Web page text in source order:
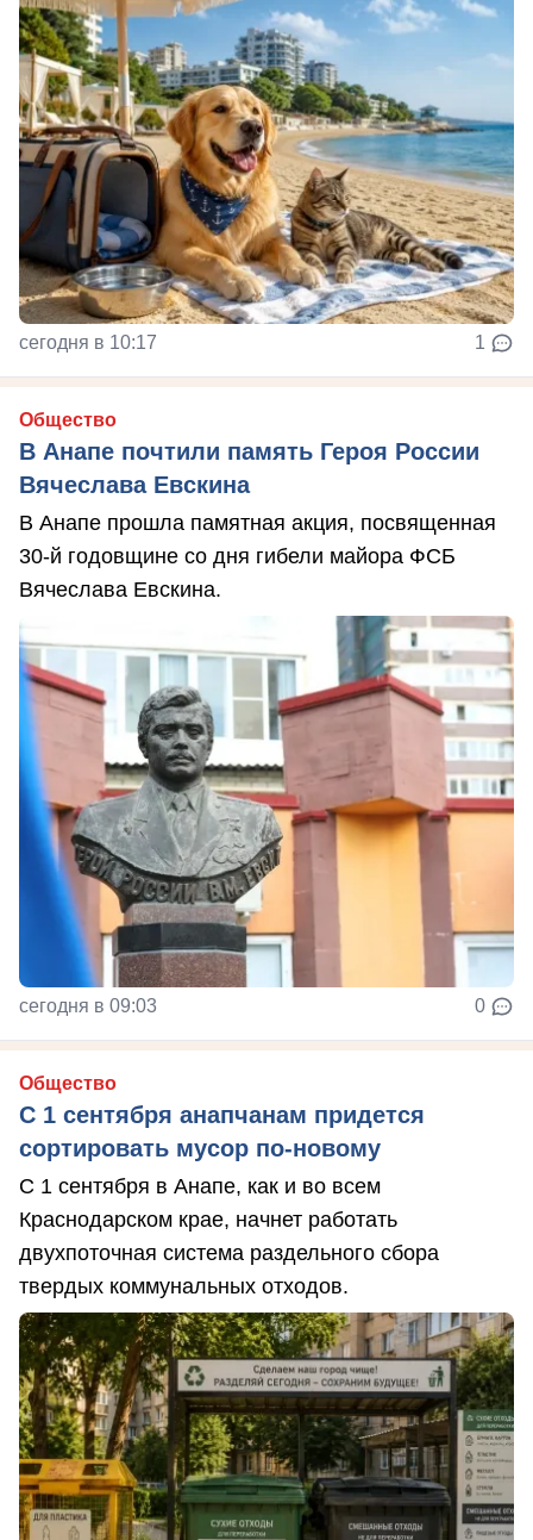
сегодня в 10:17 1
Общество
В Анапе почтили память Героя России
Вячеслава Евскина
В Анапе прошла памятная акция, посвященная
30-й годовщине со дня гибели майора ФСБ
Вячеслава Евскина.
сегодня в 09:03 0
Общество
С 1 сентября анапчанам придется
сортировать мусор по-новому
С 1 сентября в Анапе, как и во всем
Краснодарском крае, начнет работать
двухпоточная система раздельного сбора
твердых коммунальных отходов.